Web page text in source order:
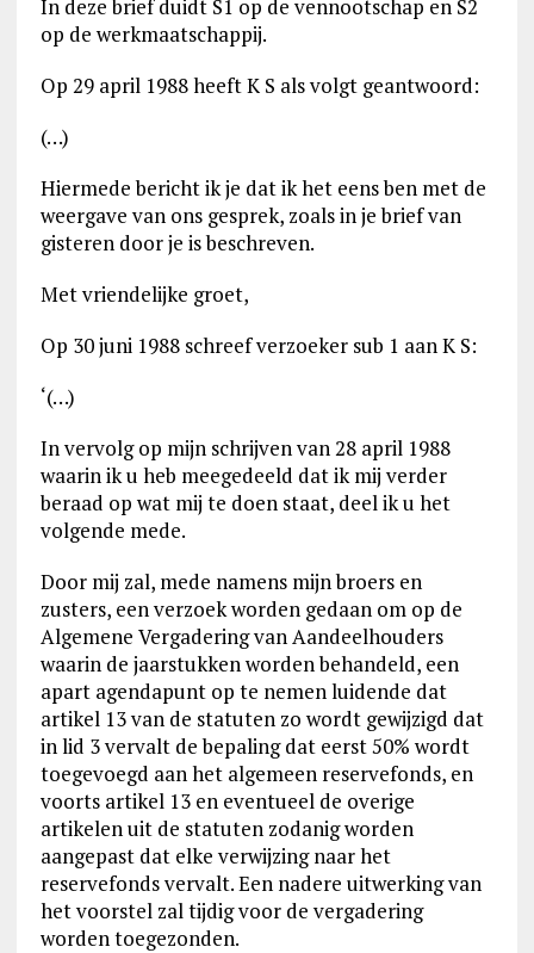
In deze brief duidt S1 op de vennootschap en S2
op de werkmaatschappij.
Op 29 april 1988 heeft K S als volgt geantwoord:
(…)
Hiermede bericht ik je dat ik het eens ben met de
weergave van ons gesprek, zoals in je brief van
gisteren door je is beschreven.
Met vriendelijke groet,
Op 30 juni 1988 schreef verzoeker sub 1 aan K S:
‘(…)
In vervolg op mijn schrijven van 28 april 1988
waarin ik u heb meegedeeld dat ik mij verder
beraad op wat mij te doen staat, deel ik u het
volgende mede.
Door mij zal, mede namens mijn broers en
zusters, een verzoek worden gedaan om op de
Algemene Vergadering van Aandeelhouders
waarin de jaarstukken worden behandeld, een
apart agendapunt op te nemen luidende dat
artikel 13 van de statuten zo wordt gewijzigd dat
in lid 3 vervalt de bepaling dat eerst 50% wordt
toegevoegd aan het algemeen reservefonds, en
voorts artikel 13 en eventueel de overige
artikelen uit de statuten zodanig worden
aangepast dat elke verwijzing naar het
reservefonds vervalt. Een nadere uitwerking van
het voorstel zal tijdig voor de vergadering
worden toegezonden.